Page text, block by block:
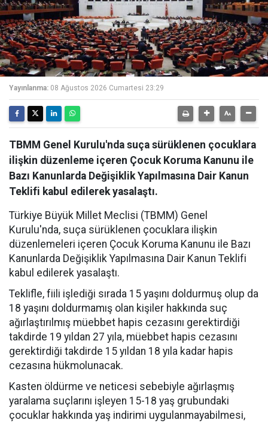
Yayınlanma: 08 Ağustos 2026 Cumartesi 23:29
TBMM Genel Kurulu'nda suça sürüklenen çocuklara
ilişkin düzenleme içeren Çocuk Koruma Kanunu ile
Bazı Kanunlarda Değişiklik Yapılmasına Dair Kanun
Teklifi kabul edilerek yasalaştı.
Türkiye Büyük Millet Meclisi (TBMM) Genel
Kurulu'nda, suça sürüklenen çocuklara ilişkin
düzenlemeleri içeren Çocuk Koruma Kanunu ile Bazı
Kanunlarda Değişiklik Yapılmasına Dair Kanun Teklifi
kabul edilerek yasalaştı.
Teklifle, fiili işlediği sırada 15 yaşını doldurmuş olup da
18 yaşını doldurmamış olan kişiler hakkında suç
ağırlaştırılmış müebbet hapis cezasını gerektirdiği
takdirde 19 yıldan 27 yıla, müebbet hapis cezasını
gerektirdiği takdirde 15 yıldan 18 yıla kadar hapis
cezasına hükmolunacak.
Kasten öldürme ve neticesi sebebiyle ağırlaşmış
yaralama suçlarını işleyen 15-18 yaş grubundaki
çocuklar hakkında yaş indirimi uygulanmayabilmesi,